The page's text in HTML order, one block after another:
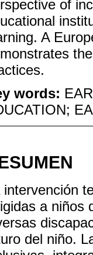
of
A
words:
intervención
a niños
del niño.